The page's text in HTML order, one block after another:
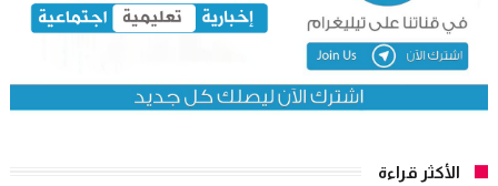
الأكثر قراءة